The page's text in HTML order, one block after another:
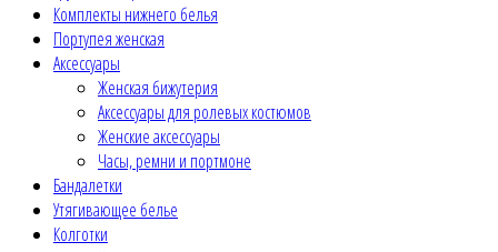
Комплекты нижнего белья
Портупея женская
Аксессуары
Женская бижутерия
Аксессуары для ролевых костюмов
Женские аксессуары
Часы, ремни и портмоне
Бандалетки
Утягивающее белье
Колготки